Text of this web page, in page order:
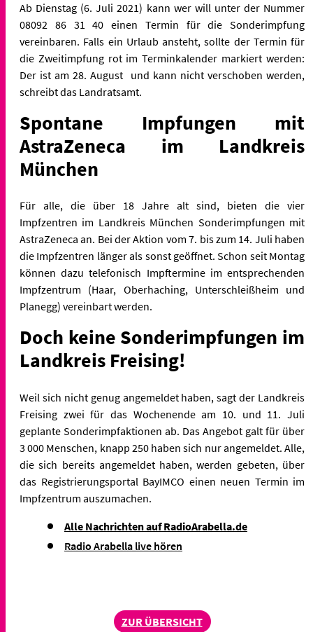
Ab Dienstag (6. Juli 2021) kann wer will unter der Nummer
08092 86 31 40 einen Termin für die Sonderimpfung
vereinbaren. Falls ein Urlaub ansteht, sollte der Termin für
die Zweitimpfung rot im Terminkalender markiert werden:
Der ist am 28. August und kann nicht verschoben werden,
schreibt das Landratsamt.
Spontane Impfungen mit
AstraZeneca im Landkreis
München
Für alle, die über 18 Jahre alt sind, bieten die vier
Impfzentren im Landkreis München Sonderimpfungen mit
AstraZeneca an. Bei der Aktion vom 7. bis zum 14. Juli haben
die Impfzentren länger als sonst geöffnet. Schon seit Montag
können dazu telefonisch Impftermine im entsprechenden
Impfzentrum (Haar, Oberhaching, Unterschleißheim und
Planegg) vereinbart werden.
Doch keine Sonderimpfungen im
Landkreis Freising!
Weil sich nicht genug angemeldet haben, sagt der Landkreis
Freising zwei für das Wochenende am 10. und 11. Juli
geplante Sonderimpfaktionen ab. Das Angebot galt für über
3 000 Menschen, knapp 250 haben sich nur angemeldet. Alle,
die sich bereits angemeldet haben, werden gebeten, über
das Registrierungsportal BayIMCO einen neuen Termin im
Impfzentrum auszumachen.
Alle Nachrichten auf RadioArabella.de
Radio Arabella live hören
ZUR ÜBERSICHT